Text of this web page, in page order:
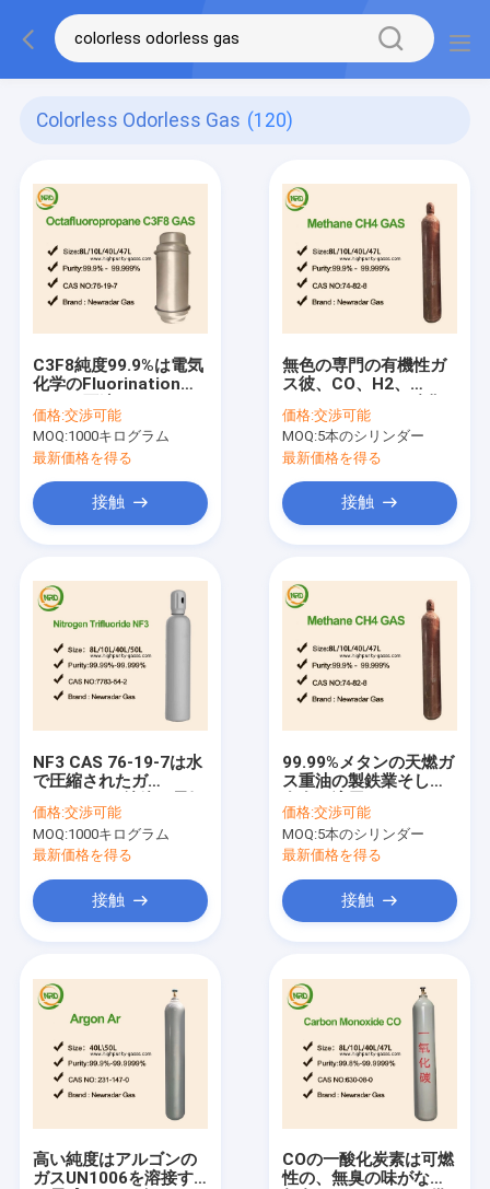
Colorless Odorless Gas (120)
C3F8純度99.9%は電気
化学のFluorinationの
40Lシリンダーを溶か
した
価格:交渉可能
MOQ:1000キログラム
最新価格を得る
接触
無色の専門の有機性ガ
ス彼、CO、H2、
硫黄、SF6、HCL、
CF4
価格:交渉可能
MOQ:5本のシリンダー
最新価格を得る
接触
NF3 CAS 76-19-7は水
で圧縮されたガ
ガスをゆっくり分解す
る溶かした
価格:交渉可能
MOQ:1000キログラム
最新価格を得る
接触
99.99%メタンの天燃ガ
ス重油の製鉄業そして
価格:交渉可能
MOQ:5本のシリンダー
最新価格を得る
接触
高い純度はアルゴンの
ガスUN1006を溶接す
COの一酸化炭素は可燃
性の、無臭の味がない